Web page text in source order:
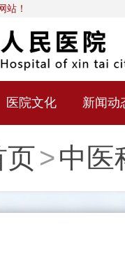
站！
医院文化 新闻动
页>中医